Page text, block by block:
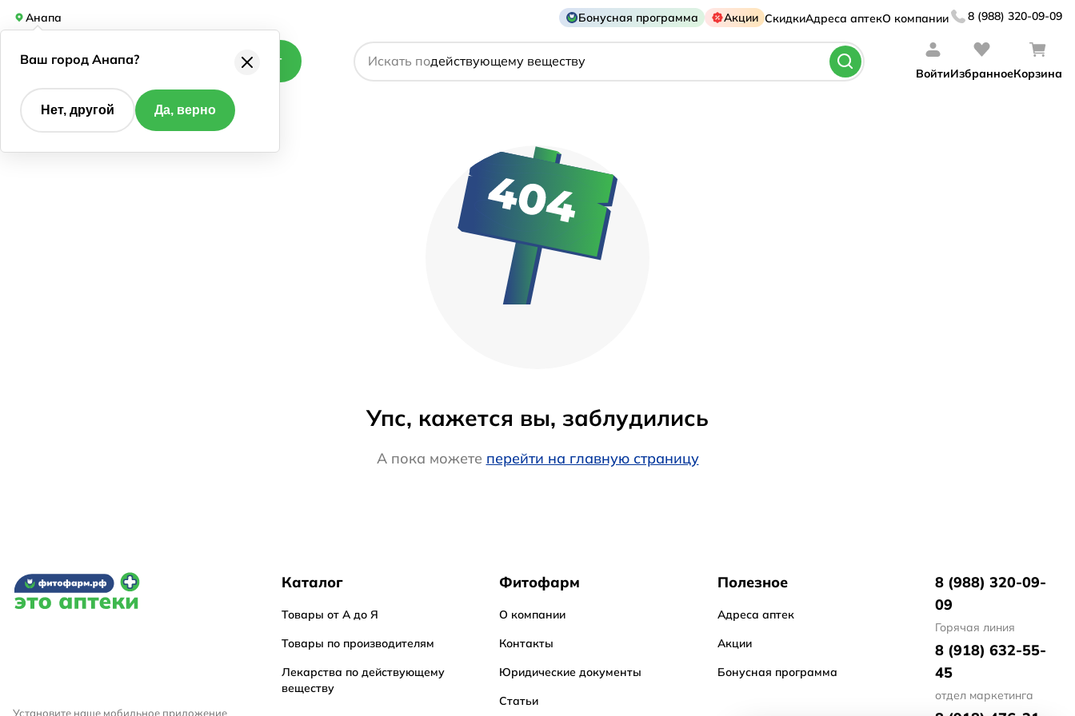
Анапа Бонусная программа Акции СкидкиАдреса аптекО компании 8 (988) 320-09-09
Каталог Искать по
названию препарата
действующему веществу
ВойтиИзбранноеКорзина
Упс, кажется вы, заблудились
А пока можете перейти на главную страницу
Установите наше мобильное приложение
Каталог
Товары от А до Я
Товары по производителям
Лекарства по действующему
веществу
Фитофарм
О компании
Контакты
Юридические документы
Статьи
Полезное
Адреса аптек
Акции
Бонусная программа
8 (988) 320-09-
09
Горячая линия
8 (918) 632-55-
45
отдел маркетинга
Ваш город Анапа?
Нет, другой Да, верно